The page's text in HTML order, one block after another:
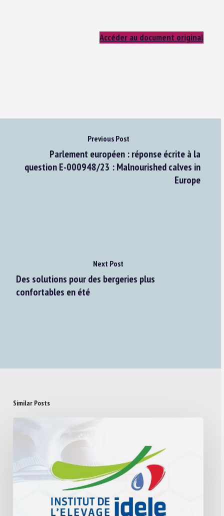
Accéder au document original
Previous Post
Parlement européen : réponse écrite à la
question E-000948/23 : Malnourished calves in
Europe
Next Post
Des solutions pour des bergeries plus
confortables en été
Similar Posts